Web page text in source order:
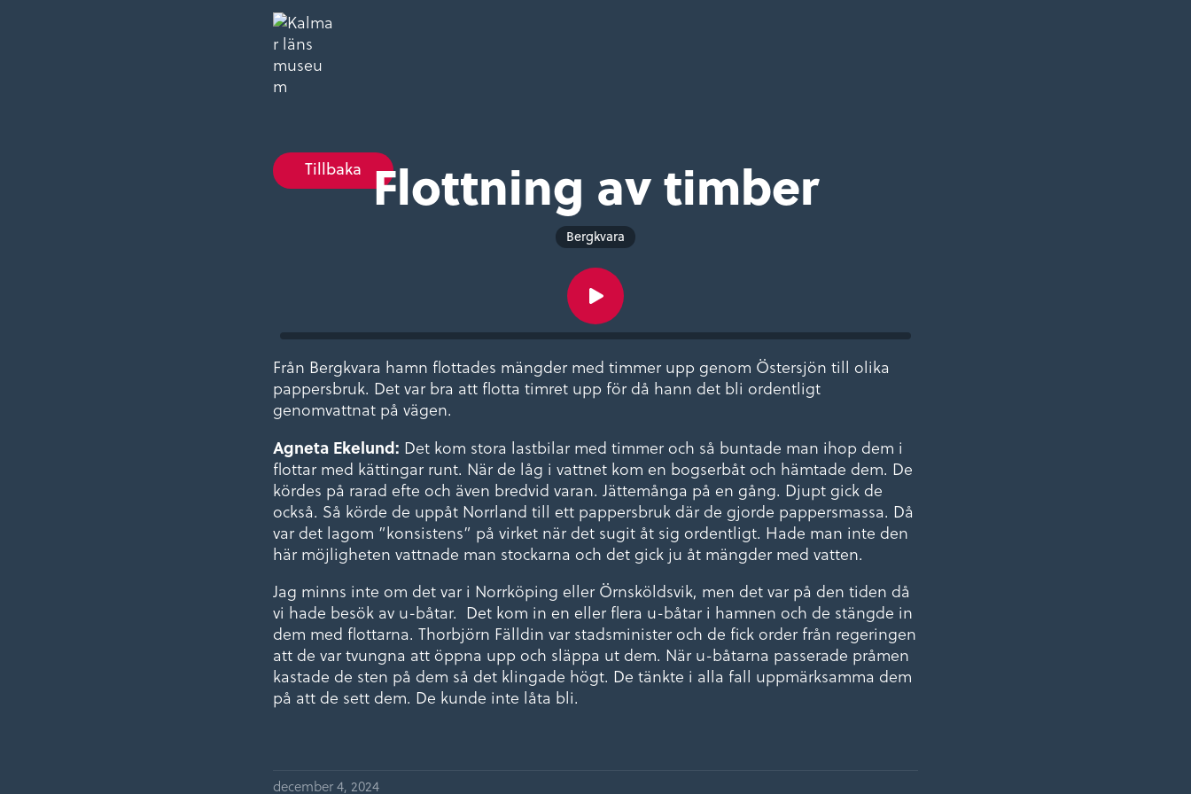
Tillbaka Flottning av timber
Bergkvara
Från Bergkvara hamn flottades mängder med timmer upp genom Östersjön till olika
pappersbruk. Det var bra att flotta timret upp för då hann det bli ordentligt
genomvattnat på vägen.
Agneta Ekelund: Det kom stora lastbilar med timmer och så buntade man ihop dem i
flottar med kättingar runt. När de låg i vattnet kom en bogserbåt och hämtade dem. De
kördes på rarad efte och även bredvid varan. Jättemånga på en gång. Djupt gick de
också. Så körde de uppåt Norrland till ett pappersbruk där de gjorde pappersmassa. Då
var det lagom ”konsistens” på virket när det sugit åt sig ordentligt. Hade man inte den
här möjligheten vattnade man stockarna och det gick ju åt mängder med vatten.
Jag minns inte om det var i Norrköping eller Örnsköldsvik, men det var på den tiden då
vi hade besök av u-båtar. Det kom in en eller flera u-båtar i hamnen och de stängde in
dem med flottarna. Thorbjörn Fälldin var stadsminister och de fick order från regeringen
att de var tvungna att öppna upp och släppa ut dem. När u-båtarna passerade pråmen
kastade de sten på dem så det klingade högt. De tänkte i alla fall uppmärksamma dem
på att de sett dem. De kunde inte låta bli.
december 4, 2024